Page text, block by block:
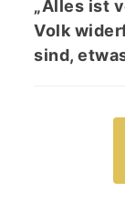
„Alles ist
Volk
sind,